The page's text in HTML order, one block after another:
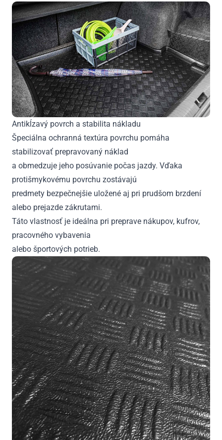
Antikĺzavý povrch a stabilita nákladu
Špeciálna ochranná textúra povrchu pomáha
stabilizovať prepravovaný náklad
a obmedzuje jeho posúvanie počas jazdy. Vďaka
protišmykovému povrchu zostávajú
predmety bezpečnejšie uložené aj pri prudšom brzdení
alebo prejazde zákrutami.
Táto vlastnosť je ideálna pri preprave nákupov, kufrov,
pracovného vybavenia
alebo športových potrieb.